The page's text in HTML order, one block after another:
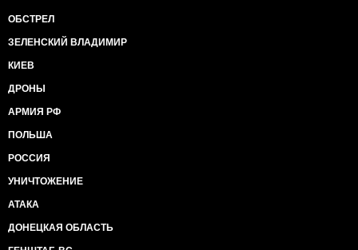
ОБСТРЕЛ
ЗЕЛЕНСКИЙ ВЛАДИМИР
КИЕВ
ДРОНЫ
АРМИЯ РФ
ПОЛЬША
РОССИЯ
УНИЧТОЖЕНИЕ
АТАКА
ДОНЕЦКАЯ ОБЛАСТЬ